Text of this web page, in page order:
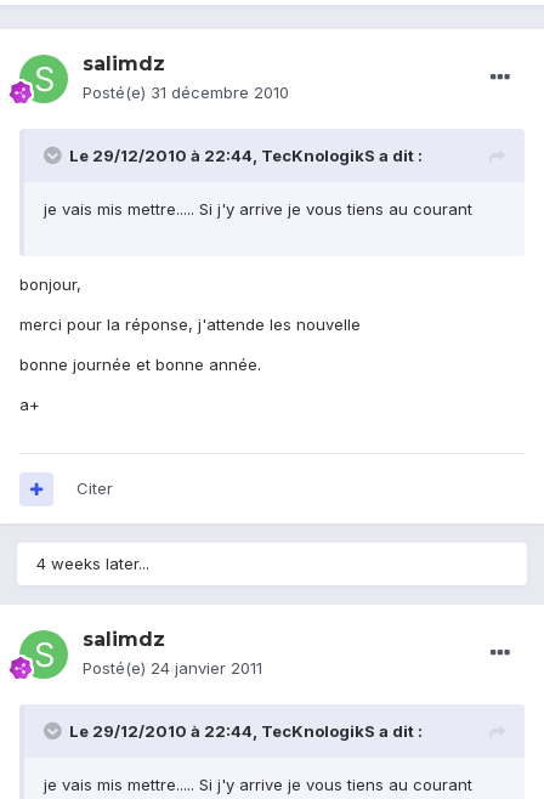
salimdz
Posté(e) 31 décembre 2010
Le 29/12/2010 à 22:44, TecKnologikS a dit :
je vais mis mettre..... Si j'y arrive je vous tiens au courant
bonjour,
merci pour la réponse, j'attende les nouvelle
bonne journée et bonne année.
a+
Citer
4 weeks later...
salimdz
Posté(e) 24 janvier 2011
Le 29/12/2010 à 22:44, TecKnologikS a dit :
je vais mis mettre..... Si j'y arrive je vous tiens au courant